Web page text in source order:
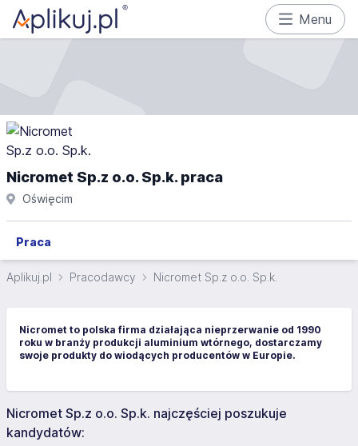
Menu
Nicromet Sp.z o.o. Sp.k. praca
Oświęcim
Praca
Aplikuj.pl Pracodawcy Nicromet Sp.z o.o. Sp.k.
Nicromet to polska firma działająca nieprzerwanie od 1990
roku w branży produkcji aluminium wtórnego, dostarczamy
swoje produkty do wiodących producentów w Europie.
Nicromet Sp.z o.o. Sp.k. najczęściej poszukuje
kandydatów: